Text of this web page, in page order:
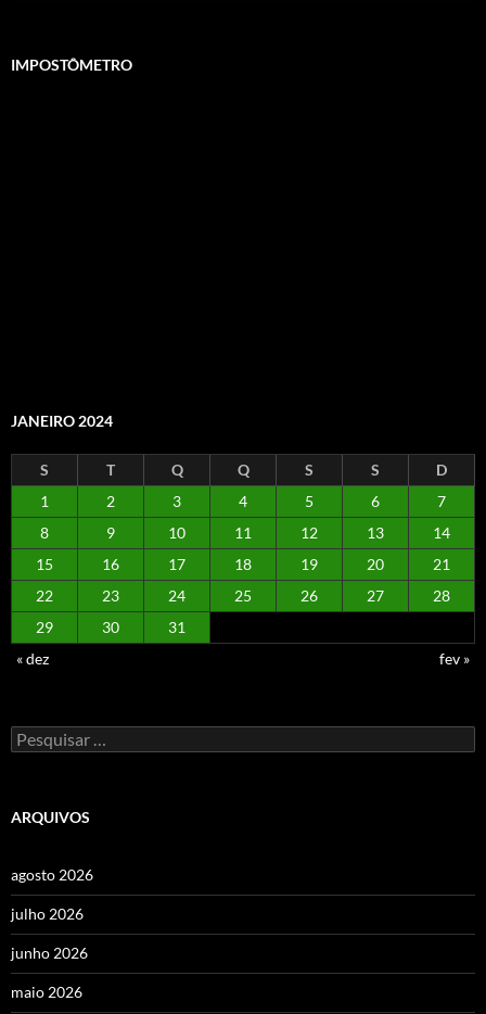
IMPOSTÔMETRO
JANEIRO 2024
S T Q Q S S
D
1
2 3 4 5 6
7
8
9 10 11 12 13
14
15
16 17 18 19 20
21
22
23 24 25 26 27
28
29
30
31
« dez
fev »
Pesquisar
por:
ARQUIVOS
agosto 2026
julho 2026
junho 2026
maio 2026